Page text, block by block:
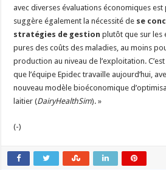
avec diverses évaluations économiques
suggère également la nécessité de se
stratégies de gestion plutôt que sur les
pures des coûts des maladies, au moins
production au niveau de l’exploitation.
que l’équipe Epidec travaille aujourd’hui,
nouveau modèle bioéconomique
laitier (DairyHealthSim). »
(-)